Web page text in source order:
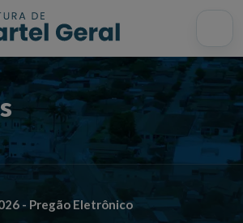
do site
- Pregão Eletrônico